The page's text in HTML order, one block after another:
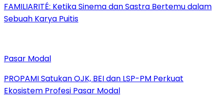
FAMILIARITÉ: Ketika Sinema dan Sastra Bertemu dalam
Sebuah Karya Puitis
Pasar Modal
PROPAMI Satukan OJK, BEI dan LSP-PM Perkuat
Ekosistem Profesi Pasar Modal